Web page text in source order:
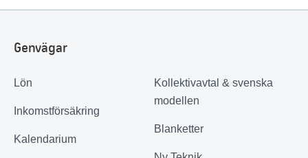
Genvägar
Lön
Inkomstförsäkring
Kalendarium
Kollektivavtal & svenska
modellen
Blanketter